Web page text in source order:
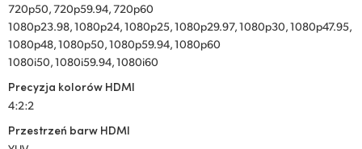
720p50, 720p59.94, 720p60
1080p23.98, 1080p24, 1080p25, 1080p29.97, 1080p30, 1080p47.95,
1080p48, 1080p50, 1080p59.94, 1080p60
1080i50, 1080i59.94, 1080i60
Precyzja kolorów HDMI
4:2:2
Przestrzeń barw HDMI